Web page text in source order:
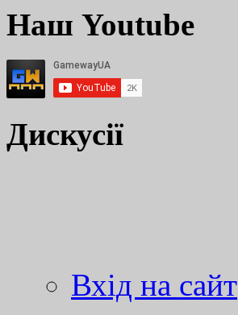
Наш Youtube
Дискусії
Вхід на сайт